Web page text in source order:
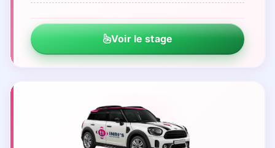
Voir le stage